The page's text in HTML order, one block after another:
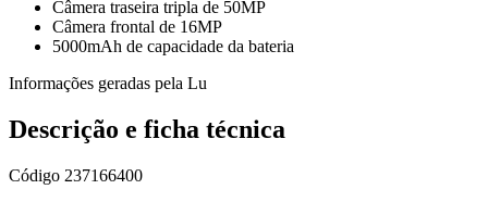
Câmera traseira tripla de 50MP
Câmera frontal de 16MP
5000mAh de capacidade da bateria
Informações geradas pela Lu
Descrição e ficha técnica
Código 237166400